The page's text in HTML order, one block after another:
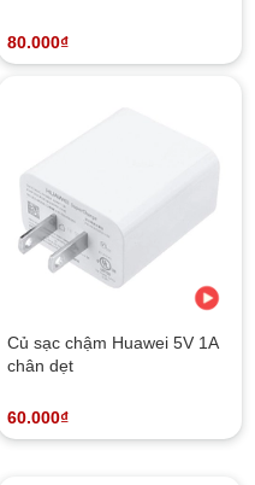
80.000₫
Củ sạc chậm Huawei 5V 1A
chân dẹt
60.000₫